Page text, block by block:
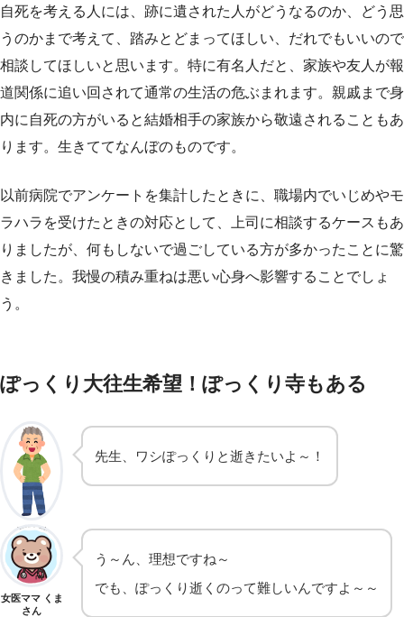
自死を考える人には、跡に遺された人がどうなるのか、どう思
うのかまで考えて、踏みとどまってほしい、だれでもいいので
相談してほしいと思います。特に有名人だと、家族や友人が報
道関係に追い回されて通常の生活の危ぶまれます。親戚まで身
内に自死の方がいると結婚相手の家族から敬遠されることもあ
ります。生きててなんぼのものです。
以前病院でアンケートを集計したときに、職場内でいじめやモ
ラハラを受けたときの対応として、上司に相談するケースもあ
りましたが、何もしないで過ごしている方が多かったことに驚
きました。我慢の積み重ねは悪い心身へ影響することでしょ
う。
ぽっくり大往生希望！ぽっくり寺もある
高齢者
先生、ワシぽっくりと逝きたいよ～！
女医ママ くま
さん
う～ん、理想ですね～
でも、ぽっくり逝くのって難しいんですよ～～